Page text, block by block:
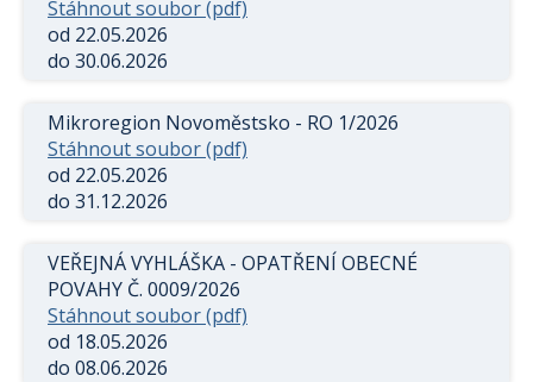
Stáhnout soubor (pdf)
od 22.05.2026
do 30.06.2026
Mikroregion Novoměstsko - RO 1/2026
Stáhnout soubor (pdf)
od 22.05.2026
do 31.12.2026
VEŘEJNÁ VYHLÁŠKA - OPATŘENÍ OBECNÉ
POVAHY Č. 0009/2026
Stáhnout soubor (pdf)
od 18.05.2026
do 08.06.2026